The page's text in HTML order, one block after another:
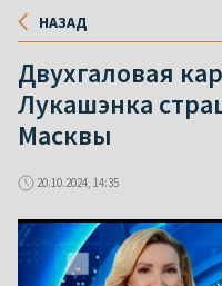
НАЗАД
Двухгаловая
Лукашэнка
Масквы
20.10.2024, 14:35